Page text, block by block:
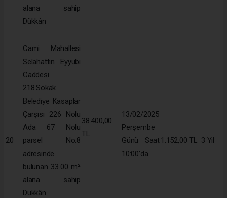
alana sahip
Dükkân
20
Cami Mahallesi
Selahattin Eyyubi
Caddesi
218.Sokak
Belediye Kasaplar
Çarşısı 226 Nolu
Ada 67 Nolu
parsel No:8
adresinde
bulunan 33.00 m²
alana sahip
Dükkân
38.400,00
TL
13/02/2025
Perşembe
Günü Saat
10:00’da
1.152,00 TL 3 Yıl